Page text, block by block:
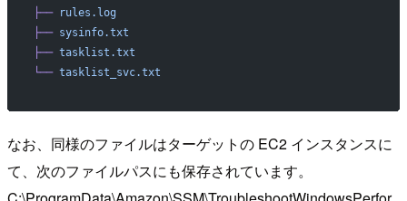
├── rules.log
├── sysinfo.txt
├── tasklist.txt
└── tasklist_svc.txt
なお、同様のファイルはターゲットの EC2 インスタンスに
て、次のファイルパスにも保存されています。